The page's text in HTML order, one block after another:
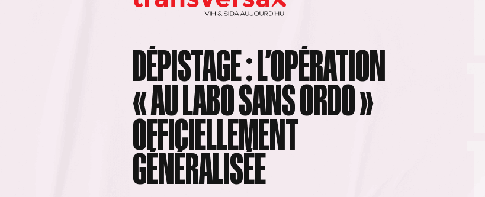
DÉPISTAGE : L’OPÉRATION
« AU LABO SANS ORDO »
OFFICIELLEMENT
GÉNÉRALISÉE